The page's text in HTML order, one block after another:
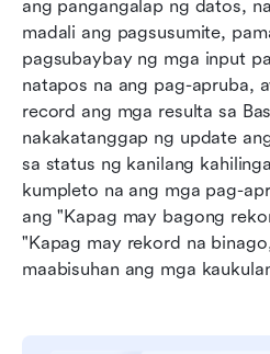
ang pangangalap ng datos,
madali ang pagsusumite,
pagsubaybay ng mga input
natapos na ang pag-apruba,
record ang mga resulta sa
nakakatanggap ng update
sa status ng kanilang
kumpleto na ang mga pag-
ang "Kapag may bagong
"Kapag may rekord na
maabisuhan ang mga